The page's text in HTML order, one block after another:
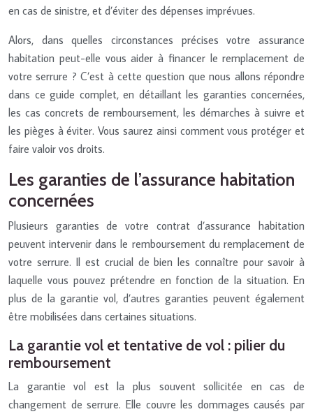
en cas de sinistre, et d’éviter des dépenses imprévues.
Alors, dans quelles circonstances précises votre assurance
habitation peut-elle vous aider à financer le remplacement de
votre serrure ? C’est à cette question que nous allons répondre
dans ce guide complet, en détaillant les garanties concernées,
les cas concrets de remboursement, les démarches à suivre et
les pièges à éviter. Vous saurez ainsi comment vous protéger et
faire valoir vos droits.
Les garanties de l’assurance habitation
concernées
Plusieurs garanties de votre contrat d’assurance habitation
peuvent intervenir dans le remboursement du remplacement de
votre serrure. Il est crucial de bien les connaître pour savoir à
laquelle vous pouvez prétendre en fonction de la situation. En
plus de la garantie vol, d’autres garanties peuvent également
être mobilisées dans certaines situations.
La garantie vol et tentative de vol : pilier du
remboursement
La garantie vol est la plus souvent sollicitée en cas de
changement de serrure. Elle couvre les dommages causés par